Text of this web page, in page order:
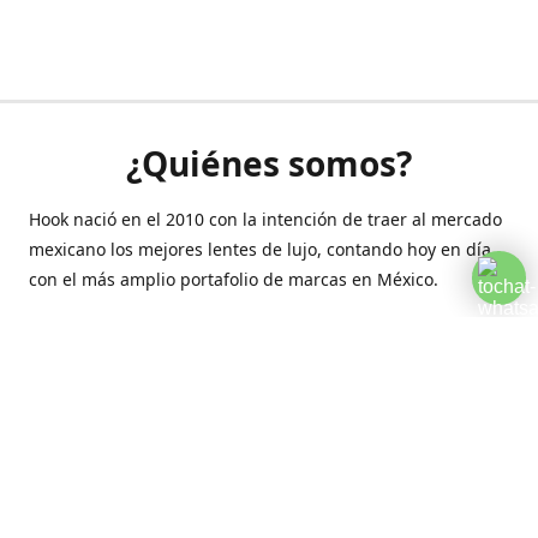
¿Quiénes somos?
Hook nació en el 2010 con la intención de traer al mercado
mexicano los mejores lentes de lujo, contando hoy en día
con el más amplio portafolio de marcas en México.